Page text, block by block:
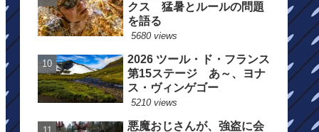
クス 猛暑とルールの問題
を語る
5680 views
2026 ツール・ド・フランス
第15ステージ あ～、ヨナ
ス・ヴィンゲゴー
5210 views
悪魔おじさんが、強盗に会